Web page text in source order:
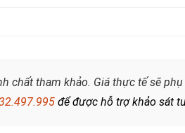
chất tham khảo. Giá thực tế sẽ
để được hỗ trợ khảo sát